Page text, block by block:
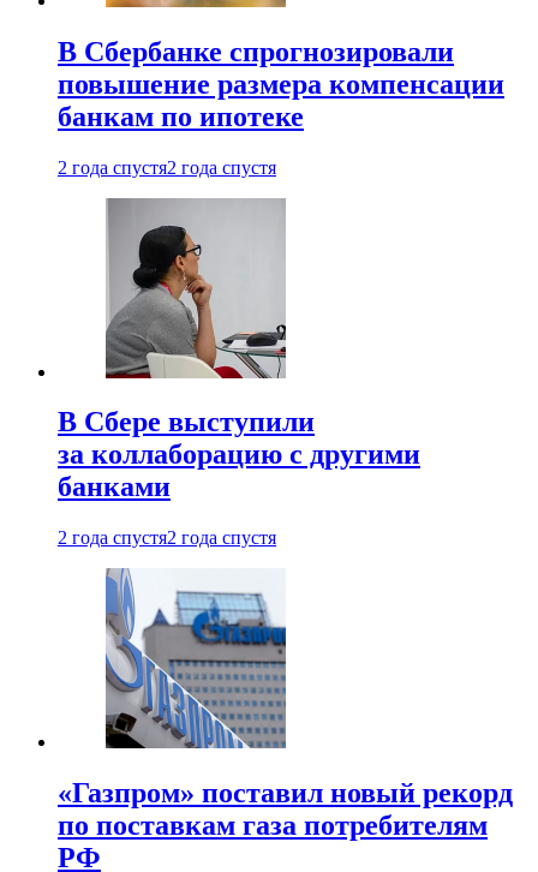
В Сбербанке спрогнозировали
повышение размера компенсации
банкам по ипотеке
2 года спустя2 года спустя
В Сбере выступили
за коллаборацию с другими
банками
2 года спустя2 года спустя
«Газпром» поставил новый рекорд
по поставкам газа потребителям
РФ